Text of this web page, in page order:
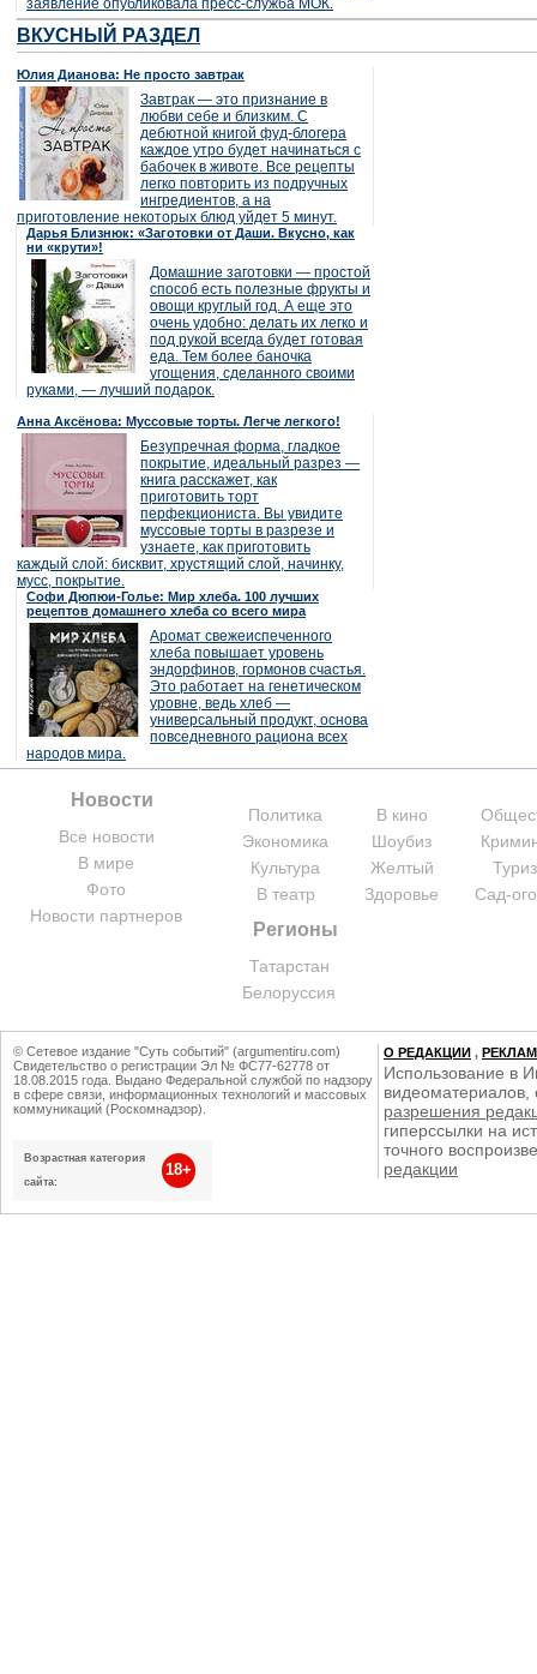
заявление опубликовала пресс-служба МОК.
ВКУСНЫЙ РАЗДЕЛ
Юлия Дианова: Не просто завтрак
Завтрак — это признание в
любви себе и близким. С
дебютной книгой фуд-блогера
каждое утро будет начинаться с
бабочек в животе. Все рецепты
легко повторить из подручных
ингредиентов, а на
приготовление некоторых блюд уйдет 5 минут.
Дарья Близнюк: «Заготовки от Даши. Вкусно, как
ни «крути»!
Домашние заготовки — простой
способ есть полезные фрукты и
овощи круглый год. А еще это
очень удобно: делать их легко и
под рукой всегда будет готовая
еда. Тем более баночка
угощения, сделанного своими
руками, — лучший подарок.
Анна Аксёнова: Муссовые торты. Легче легкого!
Безупречная форма, гладкое
покрытие, идеальный разрез —
книга расскажет, как
приготовить торт
перфекциониста. Вы увидите
муссовые торты в разрезе и
узнаете, как приготовить
каждый слой: бисквит, хрустящий слой, начинку,
мусс, покрытие.
Софи Дюпюи-Голье: Мир хлеба. 100 лучших
рецептов домашнего хлеба со всего мира
Аромат свежеиспеченного
хлеба повышает уровень
эндорфинов, гормонов счастья.
Это работает на генетическом
уровне, ведь хлеб —
универсальный продукт, основа
повседневного рациона всех
народов мира.
Новости
Все новости
В мире
Фото
Новости партнеров
Политика
Экономика
Культура
В театр
В кино
Шоубиз
Желтый
Здоровье
Сад-
Регионы
Татарстан
Белоруссия
© Сетевое издание "Суть событий" (argumentiru.com)
Свидетельство о регистрации Эл № ФС77-62778 от
18.08.2015 года. Выдано Федеральной службой по надзору
в сфере связи, информационных технологий и массовых
коммуникаций (Роскомнадзор).
Возрастная категория
сайта:
18+
О РЕДАКЦИИ ,
Использование в
видеоматериалов,
разрешения
гиперссылки на
точного
редакции